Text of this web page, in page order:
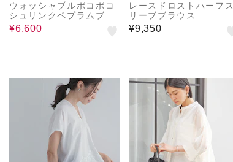
ウォッシャブルポコポコ
シュリンクペプラムブラ
ウス
¥6,600
レースドロストハーフス
リーブブラウス
¥9,350